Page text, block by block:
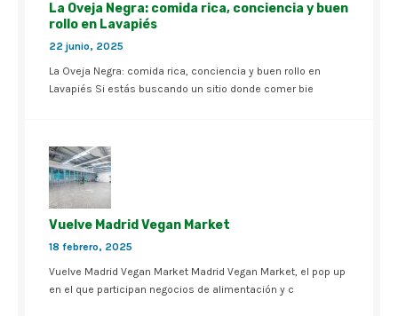
La Oveja Negra: comida rica, conciencia y buen
rollo en Lavapiés
22 junio, 2025
La Oveja Negra: comida rica, conciencia y buen rollo en
Lavapiés Si estás buscando un sitio donde comer bie
Vuelve Madrid Vegan Market
18 febrero, 2025
Vuelve Madrid Vegan Market Madrid Vegan Market, el pop up
en el que participan negocios de alimentación y c